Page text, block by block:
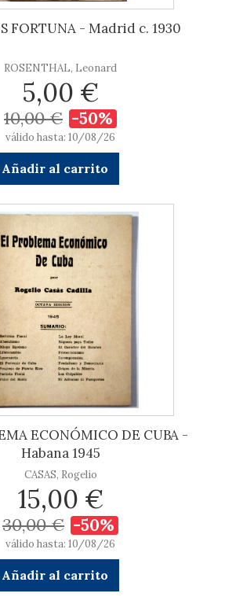
FORTUNA - Madrid c. 1930
ROSENTHAL, Leonard
5,00 €
10,00 € -50%
válido hasta: 10/08/26
Añadir al carrito
ECONÓMICO DE CUBA -
Habana 1945
CASAS, Rogelio
15,00 €
30,00 € -50%
válido hasta: 10/08/26
Añadir al carrito